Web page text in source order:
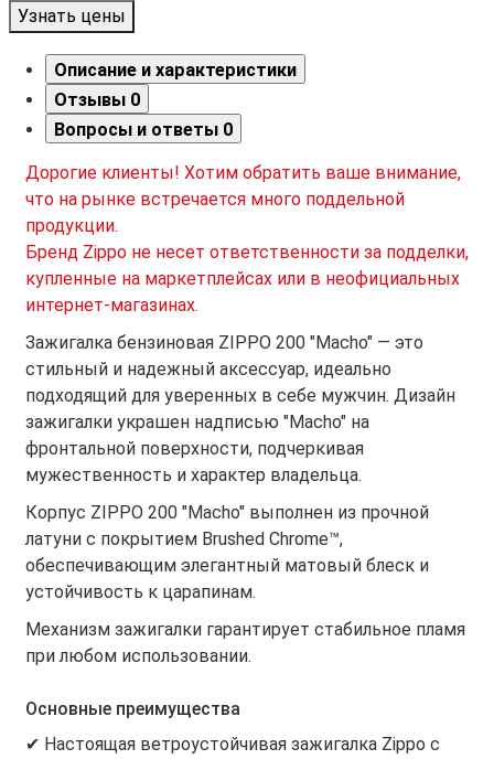
Узнать цены
Описание и характеристики
Отзывы 0
Вопросы и ответы 0
Дорогие клиенты! Хотим обратить ваше внимание,
что на рынке встречается много поддельной
продукции.
Бренд Zippo не несет ответственности за подделки,
купленные на маркетплейсах или в неофициальных
интернет-магазинах.
Зажигалка бензиновая ZIPPO 200 "Macho" — это
стильный и надежный аксессуар, идеально
подходящий для уверенных в себе мужчин. Дизайн
зажигалки украшен надписью "Macho" на
фронтальной поверхности, подчеркивая
мужественность и характер владельца.
Корпус ZIPPO 200 "Macho" выполнен из прочной
латуни с покрытием Brushed Chrome™,
обеспечивающим элегантный матовый блеск и
устойчивость к царапинам.
Механизм зажигалки гарантирует стабильное пламя
при любом использовании.
Основные преимущества
✔ Настоящая ветроустойчивая зажигалка Zippo с